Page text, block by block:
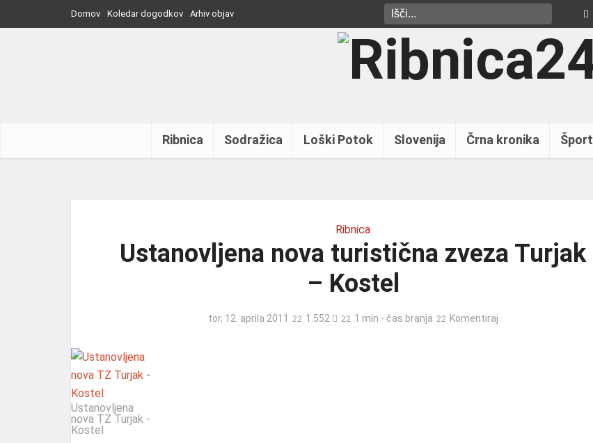
Domov Koledar dogodkov Arhiv objav
Ribnica Sodražica Loški Potok Slovenija Črna kronika Šport
Ribnica
Ustanovljena nova turistična zveza Turjak
– Kostel
tor, 12. aprila 2011 1.552 1 min - čas branja Komentiraj
Ustanovljena
nova TZ Turjak -
Kostel